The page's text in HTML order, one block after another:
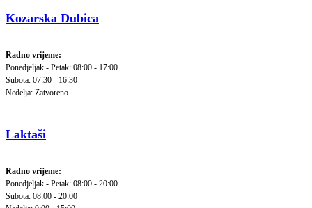
Kozarska Dubica
Radno vrijeme:
Ponedjeljak - Petak: 08:00 - 17:00
Subota: 07:30 - 16:30
Nedelja: Zatvoreno
Laktaši
Radno vrijeme:
Ponedjeljak - Petak: 08:00 - 20:00
Subota: 08:00 - 20:00